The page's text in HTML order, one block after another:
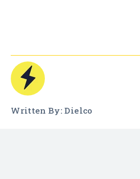
Written By: Dielco